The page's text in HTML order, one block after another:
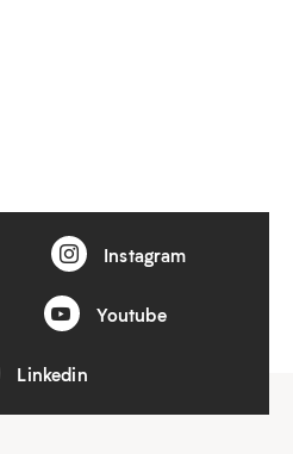
Instagram
Youtube
Linkedin